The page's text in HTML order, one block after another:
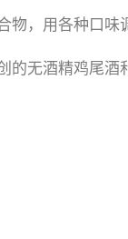
物，用各种口
无酒精鸡尾酒